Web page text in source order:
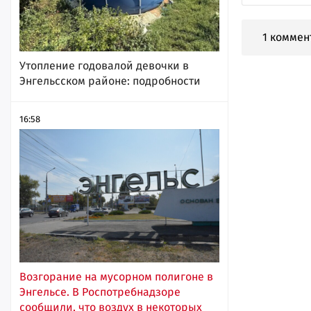
Утопление годовалой девочки в
Энгельсском районе: подробности
16:58
Возгорание на мусорном полигоне в
Энгельсе. В Роспотребнадзоре
сообщили, что воздух в некоторых
1